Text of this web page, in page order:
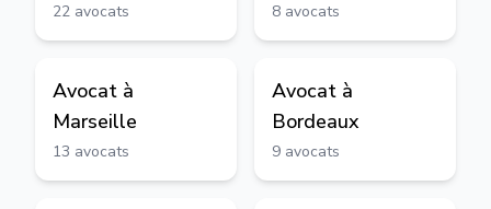
22 avocats 8 avocats
Avocat à
Marseille
13 avocats
Avocat à
Bordeaux
9 avocats